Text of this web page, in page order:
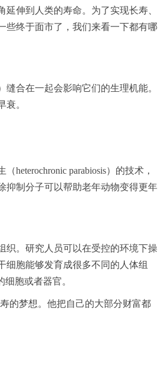
伸到人类的寿命。为了实现长寿、
些终于面市了，我们来看一下都有哪
合在一起会影响它们的生理机能。
。
heterochronic parabiosis）的技术，
抑制分子可以帮助老年动物变得更年
织。研究人员可以在受控的环境下操
细胞能够发育成很多不同的人体组
胞或者器官。
的梦想。他把自己的大部分财富都